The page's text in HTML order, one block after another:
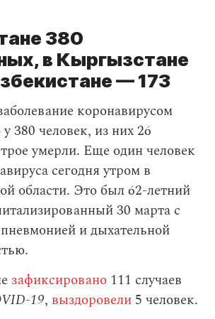
380
в Кыргызстане
— 173
коронавирусом
у 380 человек, из них 26
умерли. Еще один человек
сегодня утром в
области. Это был 62-летний
30 марта с
и дыхательной
зафиксировано 111 случаев
19, выздоровели 5 человек.